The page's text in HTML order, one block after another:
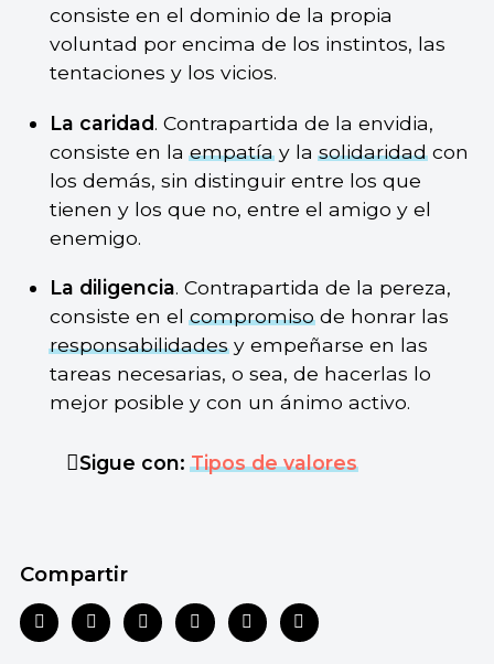
consiste en el dominio de la propia
voluntad por encima de los instintos, las
tentaciones y los vicios.
La caridad. Contrapartida de la envidia,
consiste en laempatíay lasolidaridadcon
los demás, sin distinguir entre los que
tienen y los que no, entre el amigo y el
enemigo.
La diligencia. Contrapartida de la pereza,
consiste en elcompromisode honrar las
responsabilidadesy empeñarse en las
tareas necesarias, o sea, de hacerlas lo
mejor posible y con un ánimo activo.
Sigue con:Tipos de valores
Compartir